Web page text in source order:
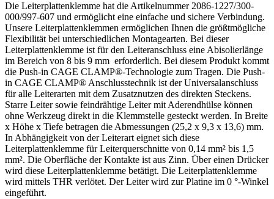
Die Leiterplattenklemme hat die Artikelnummer 2086-1227/300-
000/997-607 und ermöglicht eine einfache und sichere Verbindung.
Unsere Leiterplattenklemmen ermöglichen Ihnen die größtmögliche
Flexibilität bei unterschiedlichen Montagearten. Bei dieser
Leiterplattenklemme ist für den Leiteranschluss eine Abisolierlänge
im Bereich von 8 bis 9 mm erforderlich. Bei diesem Produkt kommt
die Push-in CAGE CLAMP®-Technologie zum Tragen. Die Push-
in CAGE CLAMP® Anschlusstechnik ist der Universalanschluss
für alle Leiterarten mit dem Zusatznutzen des direkten Steckens.
Starre Leiter sowie feindrähtige Leiter mit Aderendhülse können
ohne Werkzeug direkt in die Klemmstelle gesteckt werden. In Breite
x Höhe x Tiefe betragen die Abmessungen (25,2 x 9,3 x 13,6) mm.
In Abhängigkeit von der Leiterart eignet sich diese
Leiterplattenklemme für Leiterquerschnitte von 0,14 mm² bis 1,5
mm². Die Oberfläche der Kontakte ist aus Zinn. Über einen Drücker
wird diese Leiterplattenklemme betätigt. Die Leiterplattenklemme
wird mittels THR verlötet. Der Leiter wird zur Platine im 0 °-Winkel
eingeführt.